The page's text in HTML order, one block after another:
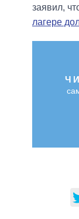
заявил,
лагере